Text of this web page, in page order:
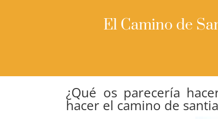
El Camino de
¿Qué os parecería
hacer el camino de